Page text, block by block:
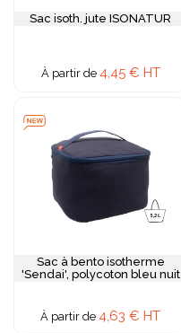
Sac isoth. jute ISONATUR
À partir de 4,45 € HT
Sac à bento isotherme
'Sendai', polycoton bleu nuit
À partir de 4,63 € HT